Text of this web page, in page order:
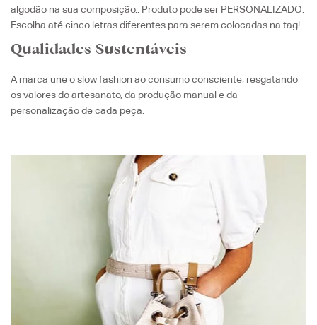
algodão na sua composição.. Produto pode ser PERSONALIZADO:
Escolha até cinco letras diferentes para serem colocadas na tag!
Qualidades Sustentáveis
A marca une o slow fashion ao consumo consciente, resgatando
os valores do artesanato, da produção manual e da
personalização de cada peça.